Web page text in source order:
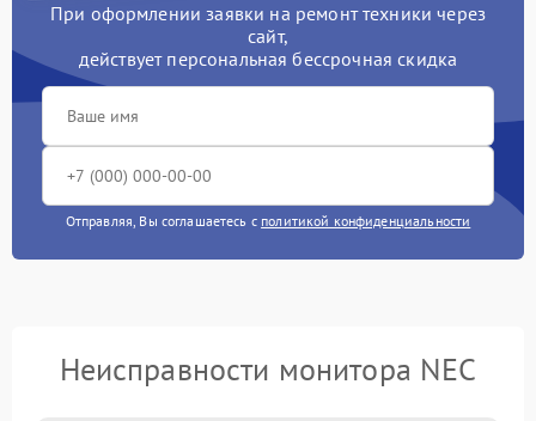
При оформлении заявки на ремонт техники через
сайт,
действует персональная бессрочная скидка
Отправляя, Вы соглашаетесь с политикой конфиденциальности
Неисправности монитора NEC